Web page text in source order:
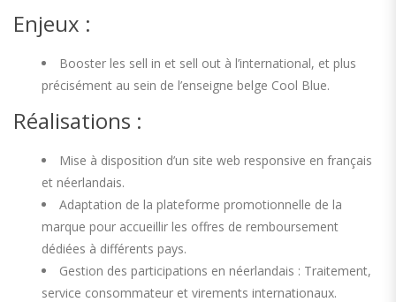
Enjeux :
Booster les sell in et sell out à l’international, et plus
précisément au sein de l’enseigne belge Cool Blue.
Réalisations :
Mise à disposition d’un site web responsive en français
et néerlandais.
Adaptation de la plateforme promotionnelle de la
marque pour accueillir les offres de remboursement
dédiées à différents pays.
Gestion des participations en néerlandais : Traitement,
service consommateur et virements internationaux.